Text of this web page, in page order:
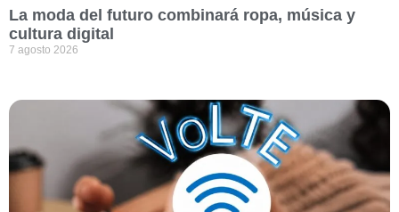
La moda del futuro combinará ropa, música y
cultura digital
7 agosto 2026